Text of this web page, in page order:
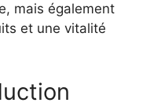
mais également
et une vitalité